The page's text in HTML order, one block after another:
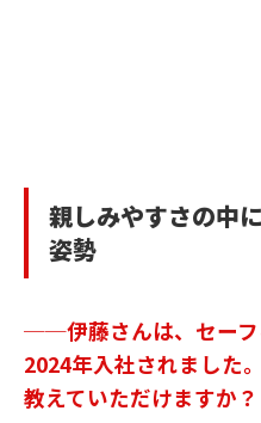
親しみやすさの中
姿勢
──伊藤さんは、セーフ
2024年入社されました
教えていただけますか？